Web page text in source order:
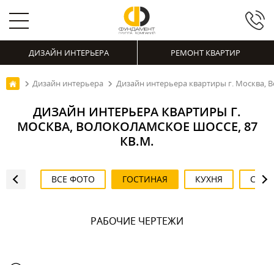
ДИЗАЙН ИНТЕРЬЕРА РЕМОНТ КВАРТИР
Дизайн интерьера Дизайн интерьера квартиры г. Москва,
ДИЗАЙН ИНТЕРЬЕРА КВАРТИРЫ Г.
МОСКВА, ВОЛОКОЛАМСКОЕ ШОССЕ, 87
КВ.М.
ВСЕ ФОТО ГОСТИНАЯ КУХНЯ
ГОСТИНАЯ
ГОСТИНАЯ
ГОСТИНАЯ
КУХНЯ
КУХНЯ
СПАЛЬНЯ
СПАЛЬНЯ
СПАЛЬНЯ
ДЕТСКАЯ
ДЕТСКАЯ
ДЕТСКАЯ
ДЕТСКАЯ
ВАННАЯ
ВАННАЯ
ВАННАЯ
САНУЗЕЛ
ПРИХОЖАЯ
ПРИХОЖАЯ
РАБОЧИЕ ЧЕРТЕЖИ
РАБОЧИЕ ЧЕРТЕЖИ